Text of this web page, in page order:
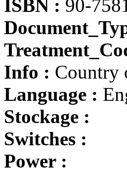
ISBN : 90-
Info : Country
Language :
Stockage :
Switches :
Power :